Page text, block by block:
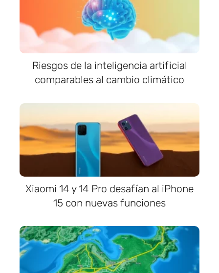
Riesgos de la inteligencia artificial
comparables al cambio climático
Xiaomi 14 y 14 Pro desafían al iPhone
15 con nuevas funciones